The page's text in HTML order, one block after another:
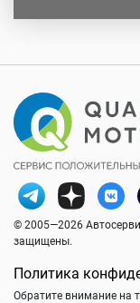
© 2005—2026
защищены.
Политика
Обратите внимание на